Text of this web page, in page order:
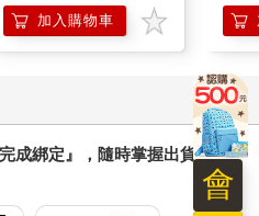
加入購物車
成綁定』，隨時掌握出貨動
會